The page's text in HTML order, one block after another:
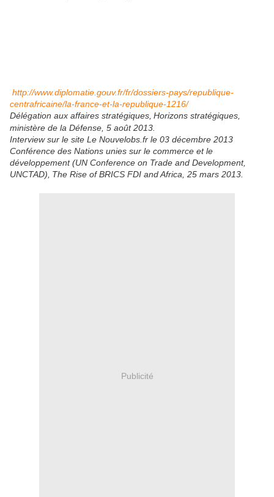
http://www.diplomatie.gouv.fr/fr/dossiers-pays/republique-
centrafricaine/la-france-et-la-republique-1216/
Délégation aux affaires stratégiques, Horizons stratégiques,
ministère de la Défense, 5 août 2013.
Interview sur le site Le Nouvelobs.fr le 03 décembre 2013
Conférence des Nations unies sur le commerce et le
développement (UN Conference on Trade and Development,
UNCTAD), The Rise of BRICS FDI and Africa, 25 mars 2013.
Publicité